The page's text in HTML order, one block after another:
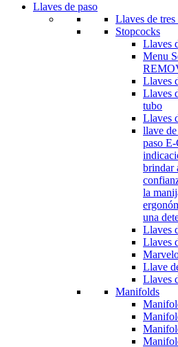
Llaves de paso
Llaves de
Stopcocks
Llaves
Menu
Llaves
Llaves
tubo
Llaves
llave
paso
brindar
la
una
Llaves
Llaves
Llave
Llaves
Manifolds